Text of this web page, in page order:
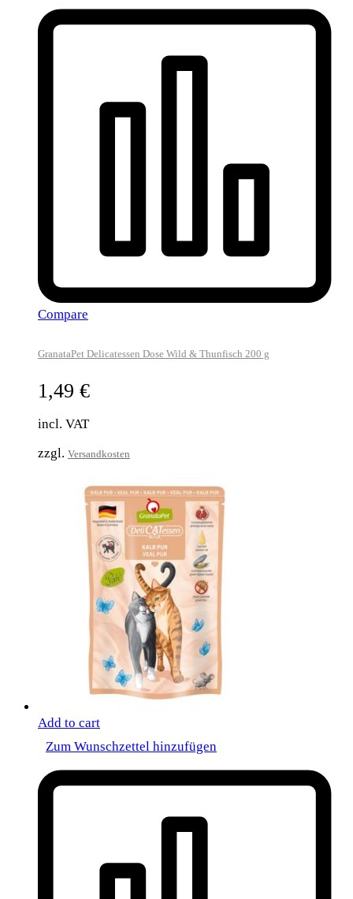
Compare
GranataPet Delicatessen Dose Wild & Thunfisch 200 g
1,49 €
incl. VAT
zzgl. Versandkosten
Add to cart
Zum Wunschzettel hinzufügen